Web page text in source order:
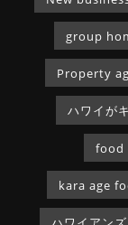
group
Property
ハワイが
food
kara age